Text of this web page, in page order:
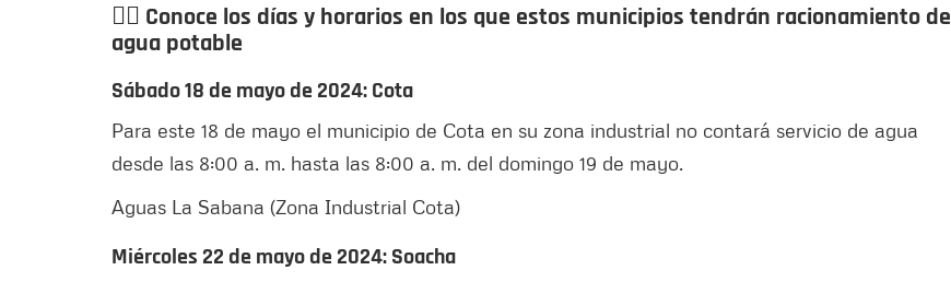
👉🏻 Conoce los días y horarios en los que estos municipios tendrán racionamiento de
agua potable
Sábado 18 de mayo de 2024: Cota
Para este 18 de mayo el municipio de Cota en su zona industrial no contará servicio de agua
desde las 8:00 a. m. hasta las 8:00 a. m. del domingo 19 de mayo.
Aguas La Sabana (Zona Industrial Cota)
Miércoles 22 de mayo de 2024: Soacha